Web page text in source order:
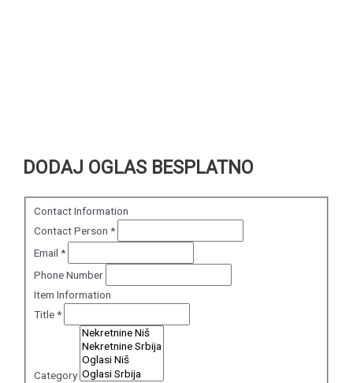
DODAJ OGLAS BESPLATNO
Contact Information
Contact Person*
Email*
Phone Number
Item Information
Title*
Category